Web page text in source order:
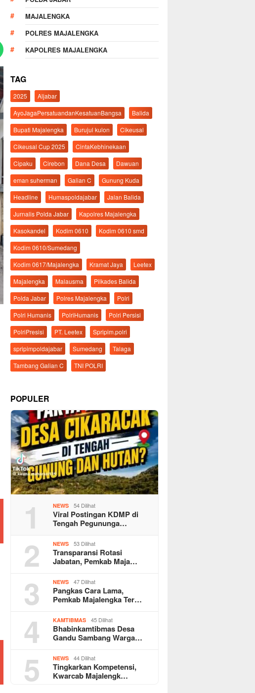
MAJALENGKA
POLRES MAJALENGKA
KAPOLRES MAJALENGKA
TAG
2025
Aljabar
AyoJagaPersatuandanKesatuanBangsa
Balida
Bupati Majalengka
Burujul kulon
Cikeusal
Cikeusal Cup 2025
CintaKebhinekaan
Cipaku
Cirebon Dana Desa
Dawuan
eman suherman
Galian C
Gunung Kuda
Headline
Humaspoldajabar
Jalan Balida
Jurnalis Polda Jabar
Kapolres Majalengka
Kasokandel
Kodim 0610
Kodim 0610 smd
Kodim 0610/Sumedang
Kodim 0617/Majalengka
Kramat Jaya
Leetex
Majalengka
Malausma
Pilkades Balida
Polda Jabar
Polres Majalengka
Polri
Polri Humanis
PolriHumanis
Polri Persisi
PolriPresisi
PT. Leetex
Spripim.polri
spripimpoldajabar
Sumedang
Talaga
Tambang Galian C
TNI POLRI
POPULER
1 NEWS 54 Dilihat
Viral Postingan KDMP di
Tengah Pegununga…
2 NEWS 53 Dilihat
Transparansi Rotasi
Jabatan, Pemkab Maja…
3 NEWS 47 Dilihat
Pangkas Cara Lama,
Pemkab Majalengka Ter…
4 KAMTIBMAS 45 Dilihat
Bhabinkamtibmas Desa
Gandu Sambang Warga…
5 NEWS 44 Dilihat
Tingkarkan Kompetensi,
Kwarcab Majalengk…